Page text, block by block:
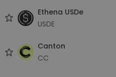
Ethena USDe
USDE
Canton
CC